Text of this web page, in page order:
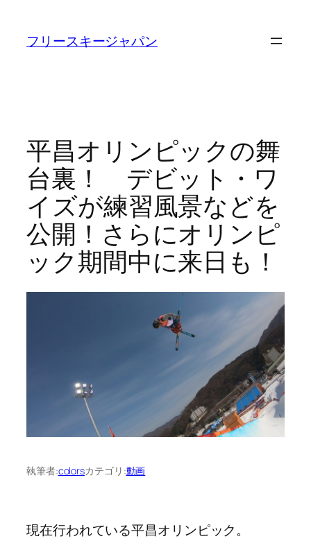
フリースキージャパン
平昌オリンピックの舞
台裏！ デビット・ワ
イズが練習風景などを
公開！さらにオリンピ
ック期間中に来日も！
執筆者:colorsカテゴリ:動画
現在行われている平昌オリンピック。